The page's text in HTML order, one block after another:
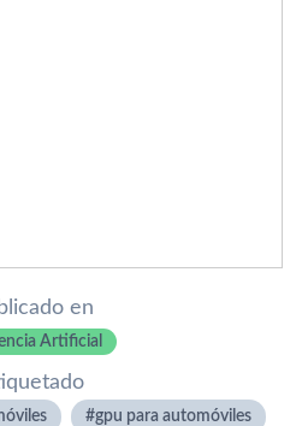
en
Artificial
gpu para automóviles